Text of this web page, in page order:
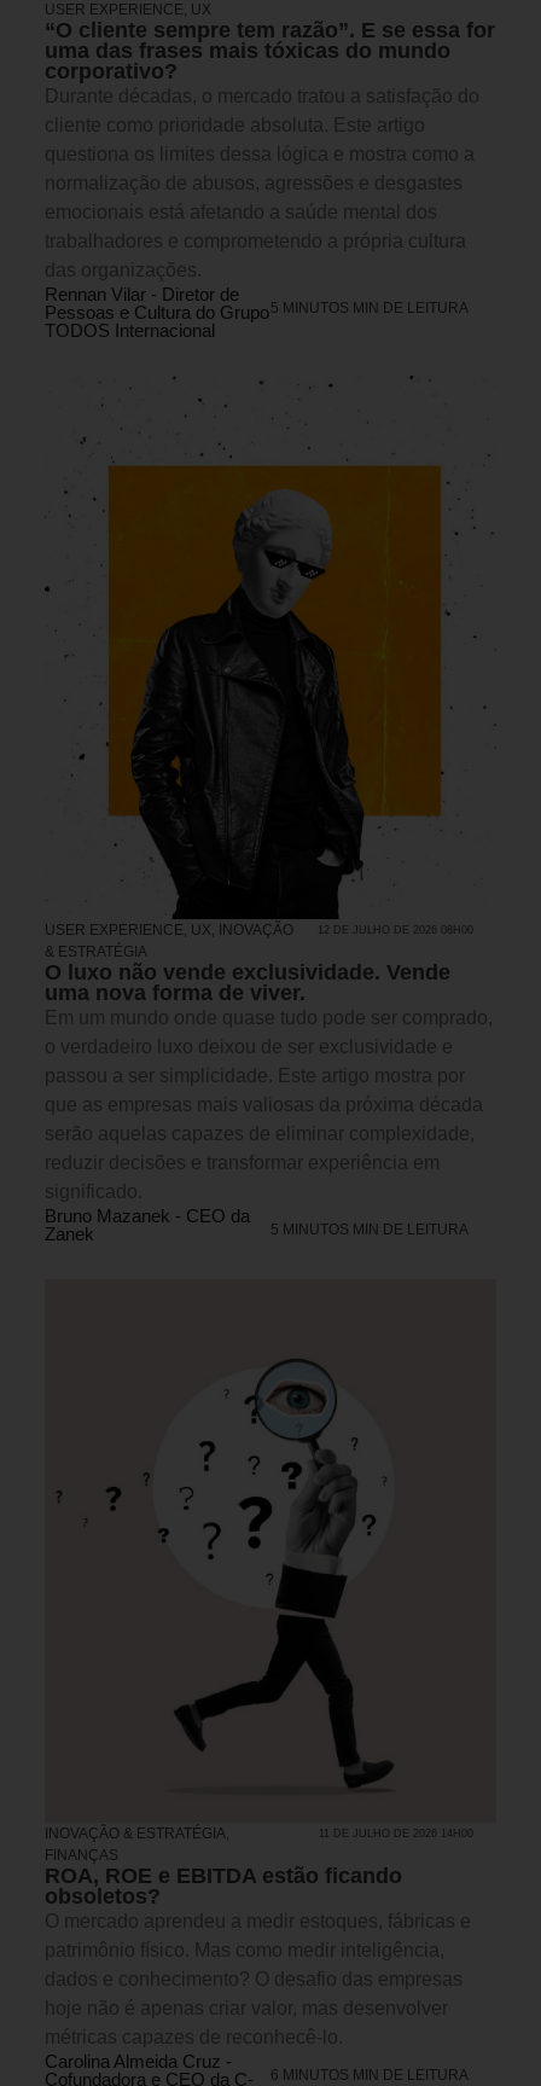
USER EXPERIENCE, UX
“O cliente sempre tem razão”. E se essa for
uma das frases mais tóxicas do mundo
corporativo?
Durante décadas, o mercado tratou a satisfação do
cliente como prioridade absoluta. Este artigo
questiona os limites dessa lógica e mostra como a
normalização de abusos, agressões e desgastes
emocionais está afetando a saúde mental dos
trabalhadores e comprometendo a própria cultura
das organizações.
Rennan Vilar - Diretor de
Pessoas e Cultura do Grupo
TODOS Internacional
5 MINUTOS MIN DE LEITURA
USER EXPERIENCE, UX,
INOVAÇÃO
& ESTRATÉGIA
12 DE JULHO DE 2026 08H00
O luxo não vende exclusividade. Vende
uma nova forma de viver.
Em um mundo onde quase tudo pode ser comprado,
o verdadeiro luxo deixou de ser exclusividade e
passou a ser simplicidade. Este artigo mostra por
que as empresas mais valiosas da próxima década
serão aquelas capazes de eliminar complexidade,
reduzir decisões e transformar experiência em
significado.
Bruno Mazanek - CEO da
Zanek
5 MINUTOS MIN DE LEITURA
INOVAÇÃO & ESTRATÉGIA,
FINANÇAS
11 DE JULHO DE 2026 14H00
ROA, ROE e EBITDA estão ficando
obsoletos?
O mercado aprendeu a medir estoques, fábricas e
patrimônio físico. Mas como medir inteligência,
dados e conhecimento? O desafio das empresas
hoje não é apenas criar valor, mas desenvolver
métricas capazes de reconhecê-lo.
Carolina Almeida Cruz -
Cofundadora e CEO da C-
6 MINUTOS MIN DE LEITURA